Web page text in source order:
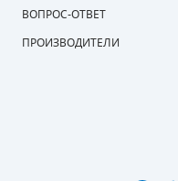
ВОПРОС-ОТВЕТ
ПРОИЗВОДИТЕЛИ